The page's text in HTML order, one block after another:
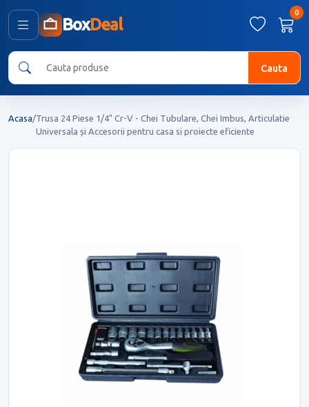
BoxDeal
0
Cauta
Acasa/Trusa 24 Piese 1/4" Cr-V - Chei Tubulare, Chei Imbus, Articulatie
Universala și Accesorii pentru casa si proiecte eficiente